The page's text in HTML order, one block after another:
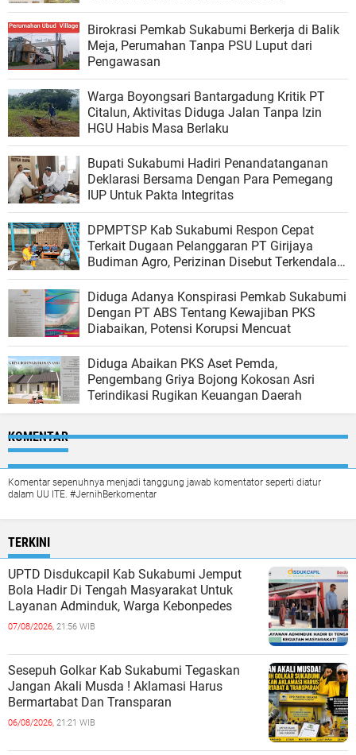
Dipertanyakan Di Sistem OSS RBA
Birokrasi Pemkab Sukabumi Berkerja di Balik
Meja, Perumahan Tanpa PSU Luput dari
Pengawasan
Warga Boyongsari Bantargadung Kritik PT
Citalun, Aktivitas Diduga Jalan Tanpa Izin
HGU Habis Masa Berlaku
Bupati Sukabumi Hadiri Penandatanganan
Deklarasi Bersama Dengan Para Pemegang
IUP Untuk Pakta Integritas
DPMPTSP Kab Sukabumi Respon Cepat
Terkait Dugaan Pelanggaran PT Girijaya
Budiman Agro, Perizinan Disebut Terkendala
Oleh Consultan
Diduga Adanya Konspirasi Pemkab Sukabumi
Dengan PT ABS Tentang Kewajiban PKS
Diabaikan, Potensi Korupsi Mencuat
Diduga Abaikan PKS Aset Pemda,
Pengembang Griya Bojong Kokosan Asri
Terindikasi Rugikan Keuangan Daerah
KOMENTAR
Komentar sepenuhnya menjadi tanggung jawab komentator seperti diatur
dalam UU ITE. #JernihBerkomentar
TERKINI
UPTD Disdukcapil Kab Sukabumi Jemput
Bola Hadir Di Tengah Masyarakat Untuk
Layanan Adminduk, Warga Kebonpedes
07/08/2026, 21:56 WIB
Sesepuh Golkar Kab Sukabumi Tegaskan
Jangan Akali Musda ! Aklamasi Harus
Bermartabat Dan Transparan
06/08/2026, 21:21 WIB